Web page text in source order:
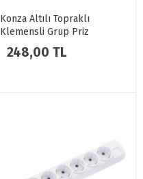
Konza Altılı Topraklı
Klemensli Grup Priz
Anahtarlı Siyah
248,00 TL